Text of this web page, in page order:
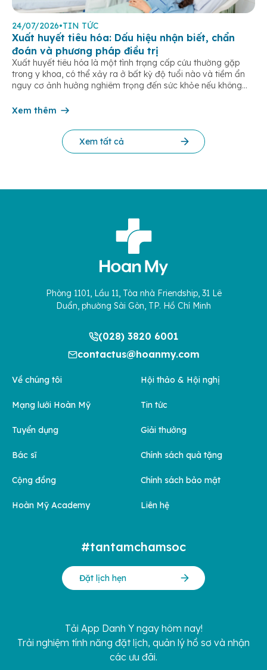
24/07/2026•TIN TỨC
Xuất huyết tiêu hóa: Dấu hiệu nhận biết, chẩn
đoán và phương pháp điều trị
Xuất huyết tiêu hóa là một tình trạng cấp cứu thường gặp
trong y khoa, có thể xảy ra ở bất kỳ độ tuổi nào và tiềm ẩn
nguy cơ ảnh hưởng nghiêm trọng đến sức khỏe nếu không
hiểu rõ […]
Xem thêm
Xem tất cả
Phòng 1101, Lầu 11, Tòa nhà Friendship, 31 Lê
Duẩn, phường Sài Gòn, TP. Hồ Chí Minh
(028) 3820 6001
contactus@hoanmy.com
Về chúng tôi
Mạng lưới Hoàn Mỹ
Tuyển dụng
Bác sĩ
Cộng đồng
Hoàn Mỹ Academy
Hội thảo & Hội nghị
Tin tức
Giải thưởng
Chính sách quà tặng
Chính sách bảo mật
Liên hệ
#tantamchamsoc
Đặt lịch hẹn
Tải App Danh Y ngay hôm nay!
Trải nghiệm tính năng đặt lịch, quản lý hồ sơ và nhận
các ưu đãi.